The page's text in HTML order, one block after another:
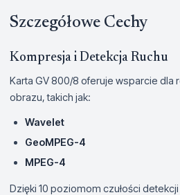
Szczegółowe Cechy
Kompresja i Detekcja Ruchu
Karta GV 800/8 oferuje wsparcie dla
obrazu, takich jak:
Wavelet
GeoMPEG-4
MPEG-4
Dzięki 10 poziomom czułości